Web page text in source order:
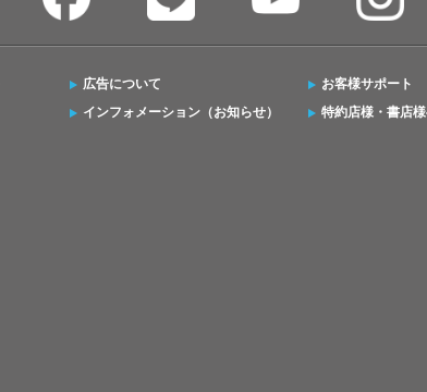
広告について
インフォメーション（お知らせ）
お客様サポート
特約店様・書店